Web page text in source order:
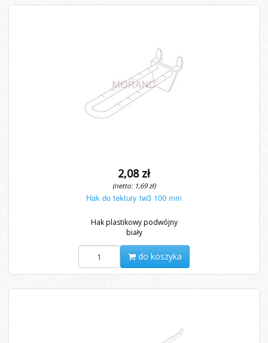
2,08 zł
(netto: 1,69 zł)
Hak do tektury tw3 100 mm
Hak plastikowy podwójny
biały
do koszyka